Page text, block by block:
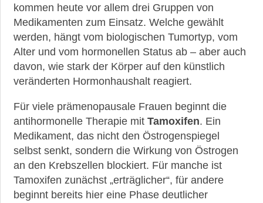
kommen heute vor allem drei Gruppen von
Medikamenten zum Einsatz. Welche gewählt
werden, hängt vom biologischen Tumortyp, vom
Alter und vom hormonellen Status ab – aber auch
davon, wie stark der Körper auf den künstlich
veränderten Hormonhaushalt reagiert.
Für viele prämenopausale Frauen beginnt die
antihormonelle Therapie mit Tamoxifen. Ein
Medikament, das nicht den Östrogenspiegel
selbst senkt, sondern die Wirkung von Östrogen
an den Krebszellen blockiert. Für manche ist
Tamoxifen zunächst „erträglicher“, für andere
beginnt bereits hier eine Phase deutlicher